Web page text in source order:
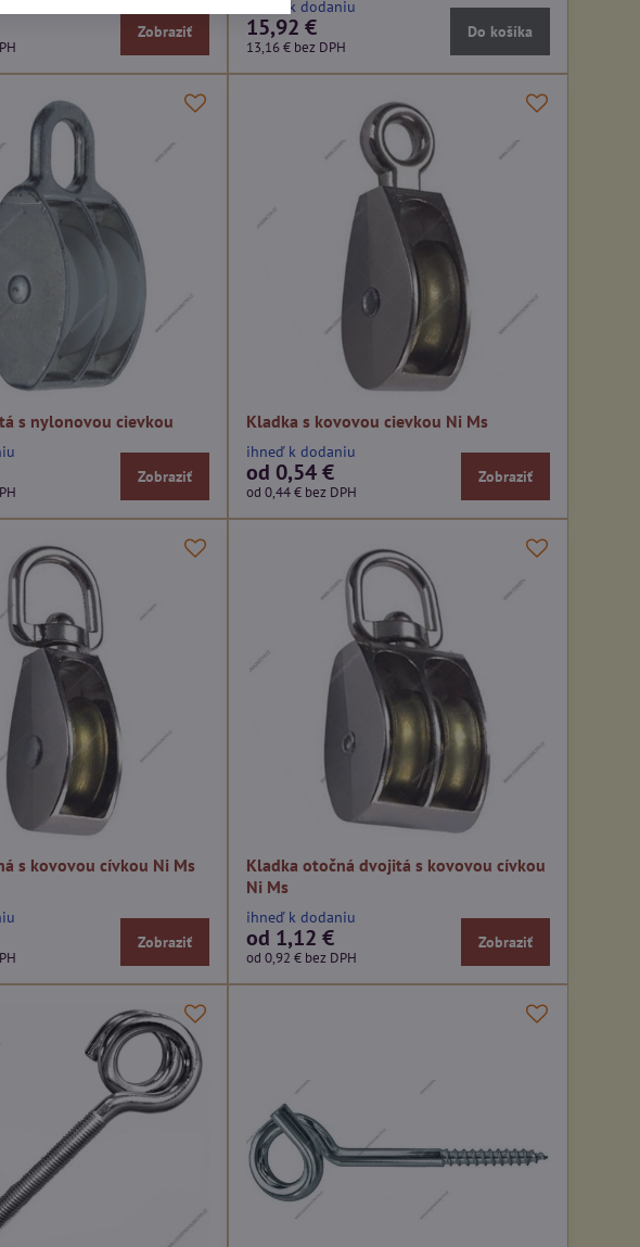
Zobraziť
ihneď k dodaniu
15,92 €
13,16 € bez DPH
Do košíka
s nylonovou cievkou
Zobraziť
Kladka s kovovou cievkou Ni Ms
ihneď k dodaniu
od 0,54 €
od 0,44 € bez DPH
Zobraziť
s kovovou cívkou Ni Ms
Zobraziť
Kladka otočná dvojitá s kovovou cívkou
Ni Ms
ihneď k dodaniu
od 1,12 €
od 0,92 € bez DPH
Zobraziť